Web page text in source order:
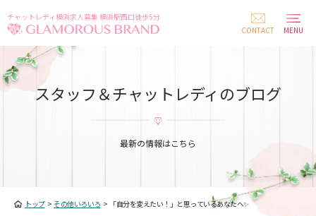
チャットレディ横浜求人募集 横浜駅西口徒歩5分
CONTACT
MENU
スタッフ＆チャットレディのブログ
最新の情報はこちら
トップ> その他いろいろ > 「自分を変えたい！」と思っているあなたへ✨